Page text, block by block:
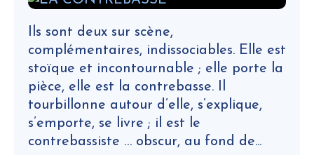
Ils sont deux sur scène,
complémentaires, indissociables. Elle est
stoïque et incontournable ; elle porte la
pièce, elle est la contrebasse. Il
tourbillonne autour d’elle, s’explique,
s’emporte, se livre ; il est le
contrebassiste … obscur, au fond de...